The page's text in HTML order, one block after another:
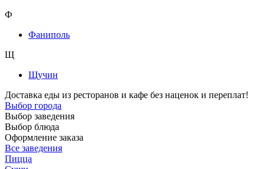
Ф
Фаниполь
Щ
Щучин
Доставка еды из ресторанов и кафе без наценок и переплат!
Выбор города
Выбор заведения
Выбор блюда
Оформление заказа
Все заведения
Пицца